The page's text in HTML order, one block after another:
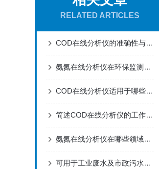
RELATED ARTICLES
COD在线分析仪的准确性与校准方法
氨氮在线分析仪在环保监测中的核心作用
COD在线分析仪适用于哪些应用场景？
简述COD在线分析仪的工作原理
氨氮在线分析仪在哪些领域有广泛应用？
可用于工业废水及市政污水排放监测的“COD在线分析仪”